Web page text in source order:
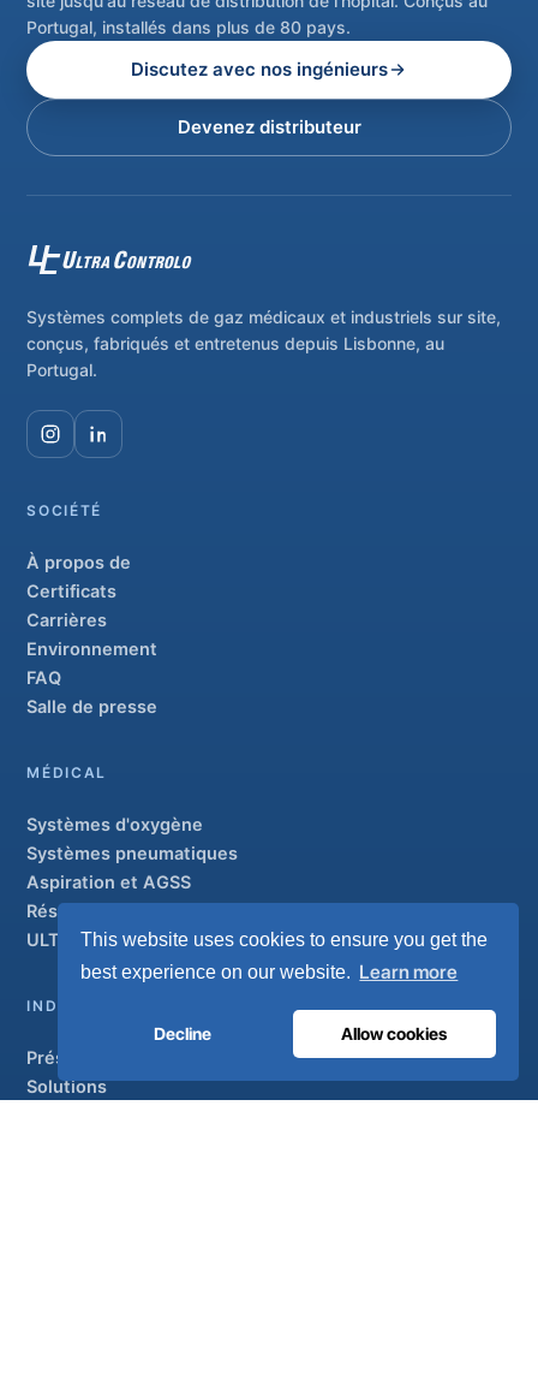
This website uses cookies to ensure you get the
best experience on our website. Learn more
Decline Allow cookies
Portugal, installés dans plus de 80 pays.
Discutez avec nos ingénieurs
Devenez distributeur
Systèmes complets de gaz médicaux et industriels sur site,
conçus, fabriqués et entretenus depuis Lisbonne, au
Portugal.
SOCIÉTÉ
À propos de
Certificats
Carrières
Environnement
FAQ
Salle de presse
MÉDICAL
Systèmes d'oxygène
Systèmes pneumatiques
Aspiration et AGSS
Réseaux de canalisations
ULTRAOX
Modèle phare
INDUSTRIEL
Présentation générale
Solutions